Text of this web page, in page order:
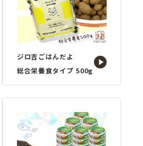
ジロ吉ごはんだよ
総合栄養食タイプ 500g